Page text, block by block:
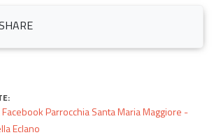
Facebook Parrocchia Santa Maria Maggiore -
Eclano